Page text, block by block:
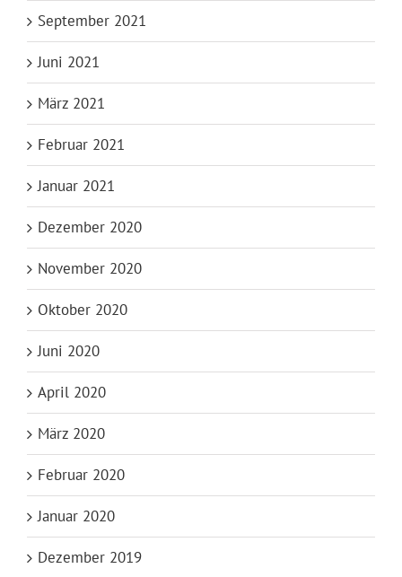
September 2021
Juni 2021
März 2021
Februar 2021
Januar 2021
Dezember 2020
November 2020
Oktober 2020
Juni 2020
April 2020
März 2020
Februar 2020
Januar 2020
Dezember 2019